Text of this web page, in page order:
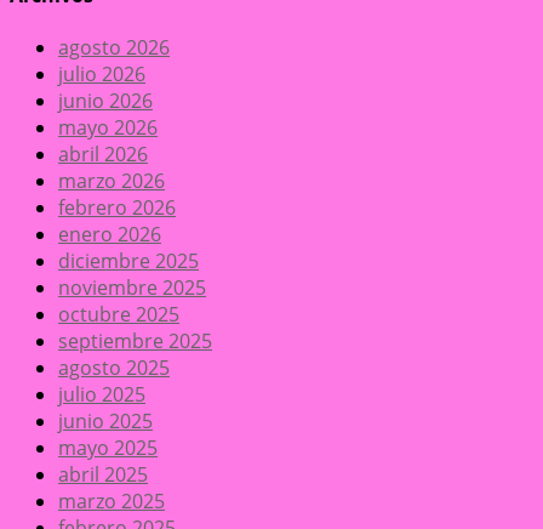
agosto 2026
julio 2026
junio 2026
mayo 2026
abril 2026
marzo 2026
febrero 2026
enero 2026
diciembre 2025
noviembre 2025
octubre 2025
septiembre 2025
agosto 2025
julio 2025
junio 2025
mayo 2025
abril 2025
marzo 2025